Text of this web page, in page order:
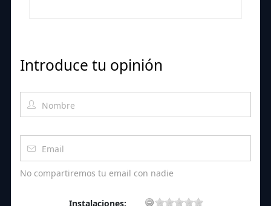
Introduce tu opinión
No compartiremos tu email con nadie
Instalaciones: